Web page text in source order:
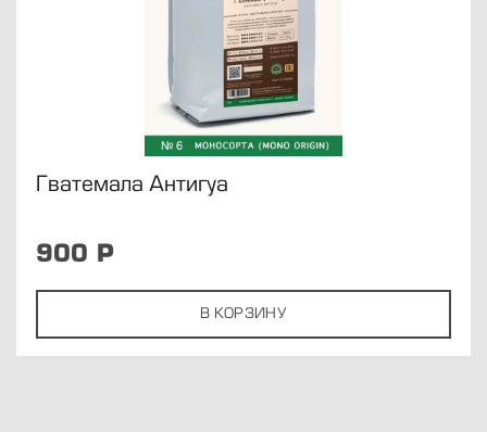
Гватемала Антигуа
900 Р
В КОРЗИНУ